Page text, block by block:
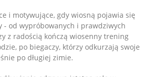
i motywujące, gdy wiosną pojawia się
- od wypróbowanych i prawdziwych
z radością kończą wiosenny trening
po biegaczy, którzy odkurzają swoje
po długiej zimie.